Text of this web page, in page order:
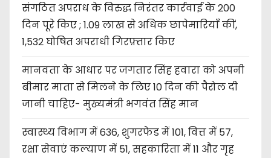
संगठित अपराध के विरुद्ध निरंतर कार्रवाई के 200
दिन पूरे किए ; 1.09 लाख से अधिक छापेमारियाँ कीं,
1,532 घोषित अपराधी गिरफ़्तार किए
मानवता के आधार पर जगतार सिंह हवारा को अपनी
बीमार माता से मिलने के लिए 10 दिन की पैरोल दी
जानी चाहिए- मुख्यमंत्री भगवंत सिंह मान
स्वास्थ्य विभाग में 636, शुगरफेड में 101, वित्त में 57,
रक्षा सेवाएं कल्याण में 51, सहकारिता में 11 और गृह